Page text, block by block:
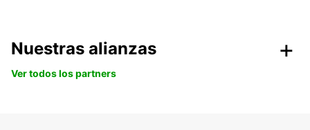
Nuestras alianzas
Ver todos los partners